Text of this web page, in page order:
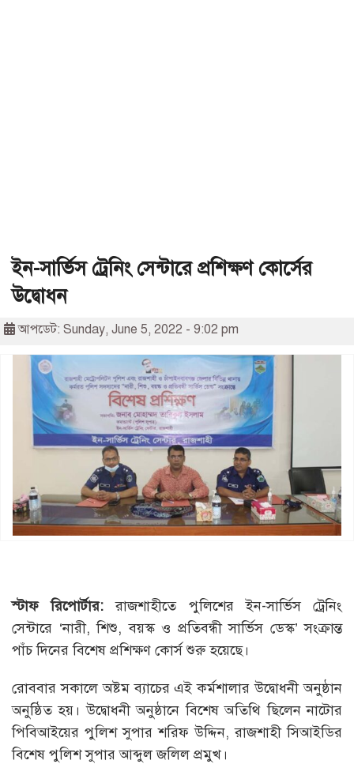
ইন-সার্ভিস ট্রেনিং সেন্টারে প্রশিক্ষণ কোর্সের
উদ্বোধন
আপডেট: Sunday, June 5, 2022 - 9:02 pm
স্টাফ রিপোর্টার: রাজশাহীতে পুলিশের ইন-সার্ভিস ট্রেনিং
সেন্টারে ‘নারী, শিশু, বয়স্ক ও প্রতিবন্ধী সার্ভিস ডেস্ক’ সংক্রান্ত
পাঁচ দিনের বিশেষ প্রশিক্ষণ কোর্স শুরু হয়েছে।
রোববার সকালে অষ্টম ব্যাচের এই কর্মশালার উদ্বোধনী অনুষ্ঠান
অনুষ্ঠিত হয়। উদ্বোধনী অনুষ্ঠানে বিশেষ অতিথি ছিলেন নাটোর
পিবিআইয়ের পুলিশ সুপার শরিফ উদ্দিন, রাজশাহী সিআইডির
বিশেষ পুলিশ সুপার আব্দুল জলিল প্রমুখ।